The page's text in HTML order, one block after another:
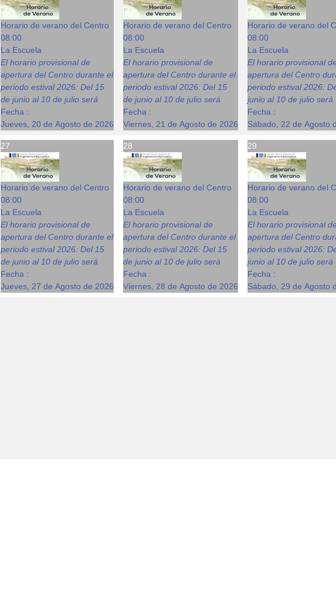
Horario de verano del Centro
08:00
La Escuela
El horario provisional de
apertura del Centro durante el
periodo estival 2026: Del 15
de junio al 10 de julio será
Fecha :
Jueves, 20 de Agosto de 2026
Horario de verano del Centro
08:00
La Escuela
El horario provisional de
apertura del Centro durante el
periodo estival 2026: Del 15
de junio al 10 de julio será
Fecha :
Viernes, 21 de Agosto de 2026
Horario de verano del
08:00
La Escuela
El horario provisional
apertura del Centro
periodo estival 2026:
junio al 10 de julio será
Fecha :
Sábado, 22 de Agosto
27
Horario de verano del Centro
08:00
La Escuela
El horario provisional de
apertura del Centro durante el
periodo estival 2026: Del 15
de junio al 10 de julio será
Fecha :
Jueves, 27 de Agosto de 2026
28
Horario de verano del Centro
08:00
La Escuela
El horario provisional de
apertura del Centro durante el
periodo estival 2026: Del 15
de junio al 10 de julio será
Fecha :
Viernes, 28 de Agosto de 2026
29
Horario de verano del
08:00
La Escuela
El horario provisional
apertura del Centro
periodo estival 2026:
junio al 10 de julio será
Fecha :
Sábado, 29 de Agosto